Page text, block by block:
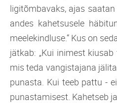
ligitõmbavaks, ajas
andes kahetsusele
meelekindluse.“ Kus on
jätkab: „Kui inimest
mis teda vangistajana
punasta. Kui teeb pattu -
punastamisest. Kahetseb